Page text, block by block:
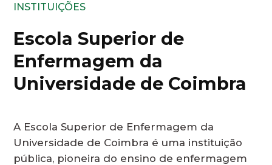
INSTITUIÇÕES
Escola Superior de
Enfermagem da
Universidade de Coimbra
A Escola Superior de Enfermagem da
Universidade de Coimbra é uma instituição
pública, pioneira do ensino de enfermagem